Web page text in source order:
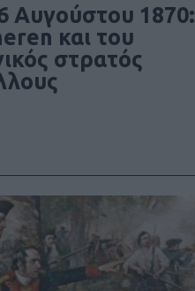
1870:
και του
στρατός